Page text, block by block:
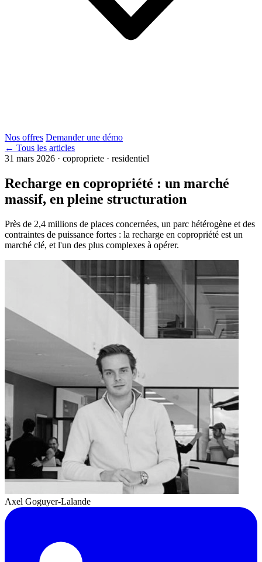
Nos offres Demander une démo
← Tous les articles
31 mars 2026 · copropriete · residentiel
Recharge en copropriété : un marché
massif, en pleine structuration
Près de 2,4 millions de places concernées, un parc hétérogène et des
contraintes de puissance fortes : la recharge en copropriété est un
marché clé, et l'un des plus complexes à opérer.
Axel Goguyer-Lalande